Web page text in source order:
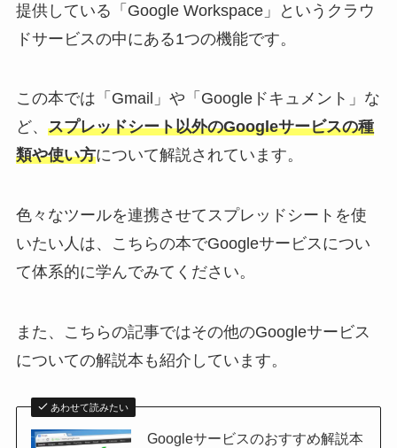
提供している「Google Workspace」というクラウ
ドサービスの中にある1つの機能です。
この本では「Gmail」や「Googleドキュメント」な
ど、 スプレッドシート以外のGoogleサービスの種
類や使い方について解説されています。
色々なツールを連携させてスプレッドシートを使
いたい人は、こちらの本でGoogleサービスについ
て体系的に学んでみてください。
また、こちらの記事ではその他のGoogleサービス
についての解説本も紹介しています。
あわせて読みたい
Googleサービスのおすすめ解説本